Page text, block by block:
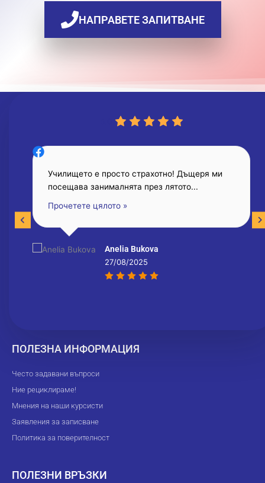
НАПРАВЕТЕ ЗАПИТВАНЕ
Anelia Bukova
27/08/2025
Училището е просто страхотно! Дъщеря ми
посещава занималнята през лятото...
Прочетете цялото »
ПОЛЕЗНА ИНФОРМАЦИЯ
Често задавани въпроси
Ние рециклираме!
Мнения на наши курсисти
Заявления за записване
Политика за поверителност
ПОЛЕЗНИ ВРЪЗКИ